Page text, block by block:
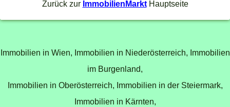
Zurück zur ImmobilienMarktHauptseite
Immobilien in Wien, Immobilien in Niederösterreich, Immobilien
im Burgenland,
Immobilien in Oberösterreich, Immobilien in der Steiermark,
Immobilien in Kärnten,